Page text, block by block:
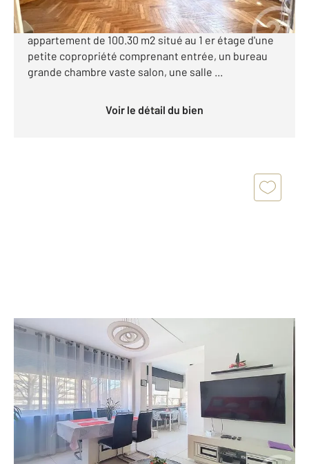
Rouen hyper centre ville, dans le coeur du quartier
saint maclou dans une rue piétonne grand
appartement de 100.30 m2 situé au 1 er étage d'une
petite copropriété comprenant entrée, un bureau
grande chambre vaste salon, une salle ...
Voir le détail du bien
ROUEN 76
55,90 m
2
, 3 pièces
Ref : 27471
Appartement F3 à vendre
114 200 €
Century21 Harmony ROUEN rive gauche vous